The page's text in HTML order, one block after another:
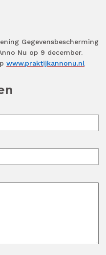
Gegevensbescherming
Nu op 9 december.
www.praktijkannonu.nl